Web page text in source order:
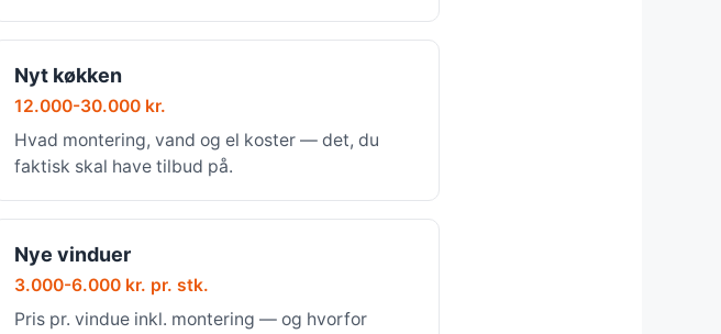
Nyt køkken
12.000-30.000 kr.
Hvad montering, vand og el koster — det, du
faktisk skal have tilbud på.
Nye vinduer
3.000-6.000 kr. pr. stk.
Pris pr. vindue inkl. montering — og hvorfor